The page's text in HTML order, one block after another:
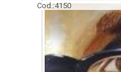
Cod.:4150